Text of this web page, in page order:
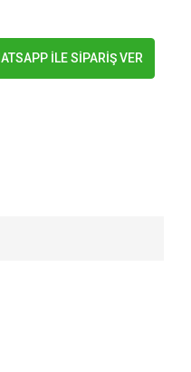
İLE SİPARİŞ VER